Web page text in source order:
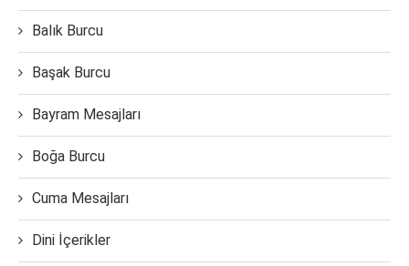
Balık Burcu
Başak Burcu
Bayram Mesajları
Boğa Burcu
Cuma Mesajları
Dini İçerikler